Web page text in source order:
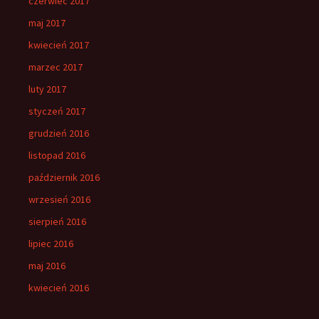
maj 2017
kwiecień 2017
marzec 2017
luty 2017
styczeń 2017
grudzień 2016
listopad 2016
październik 2016
wrzesień 2016
sierpień 2016
lipiec 2016
maj 2016
kwiecień 2016